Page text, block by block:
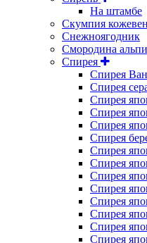
На штамбе
Скумпия
Снежноягодник
Смородина
Спирея
Спирея
Спирея
Спирея
Спирея
Спирея
Спирея
Спирея
Спирея
Спирея
Спирея
Спирея
Спирея
Спирея
Спирея